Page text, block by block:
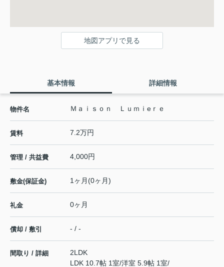
地図アプリで見る
基本情報 詳細情報
物件名 Ｍａｉｓｏｎ Ｌｕｍｉeｒｅ
賃料 7.2万円
管理 / 共益費 4,000円
敷金(保証金) 1ヶ月(0ヶ月)
礼金 0ヶ月
償却 / 敷引 - / -
間取り / 詳細
2LDK
LDK 10.7帖 1室/洋室 5.9帖 1室/